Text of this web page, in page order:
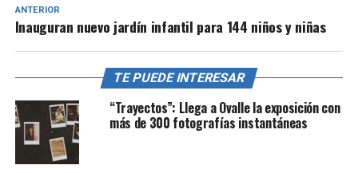
ANTERIOR
Inauguran nuevo jardín infantil para 144 niños y niñas
TE PUEDE INTERESAR
“Trayectos”: Llega a Ovalle la exposición con
más de 300 fotografías instantáneas